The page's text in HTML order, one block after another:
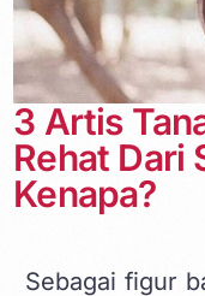
3 Artis
Rehat Dari
Kenapa?
Sebagai figur